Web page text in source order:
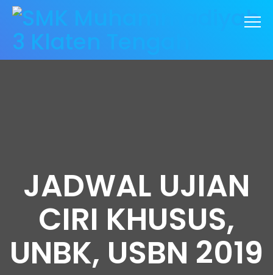
JADWAL UJIAN
CIRI KHUSUS,
UNBK, USBN 2019